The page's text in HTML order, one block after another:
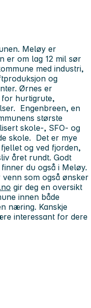
Meløy er
er om lag 12 mil sør
med industri,
og
Ørnes er
hurtigrute,
Engenbreen, en
største
skole-, SFO- og
skole. Det er mye
og ved fjorden,
året rundt. Godt
du også i Meløy.
som også ønsker
gir deg en oversikt
innen både
næring. Kanskje
interessant for dere